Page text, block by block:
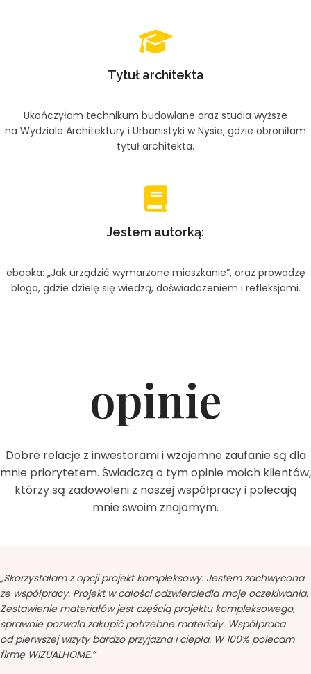
Tytuł architekta
Ukończyłam technikum budowlane oraz studia wyższe
na Wydziale Architektury i Urbanistyki w Nysie, gdzie obroniłam
tytuł architekta.
Jestem autorką:
ebooka: „Jak urządzić wymarzone mieszkanie”, oraz prowadzę
bloga, gdzie dzielę się wiedzą, doświadczeniem i refleksjami.
opinie
Dobre relacje z inwestorami i wzajemne zaufanie są dla
mnie priorytetem. Świadczą o tym opinie moich klientów,
którzy są zadowoleni z naszej współpracy i polecają
mnie swoim znajomym.
„Skorzystałam z opcji projekt kompleksowy. Jestem zachwycona
ze współpracy. Projekt w całości odzwierciedla moje oczekiwania.
Zestawienie materiałów jest częścią projektu kompleksowego,
sprawnie pozwala zakupić potrzebne materiały. Współpraca
od pierwszej wizyty bardzo przyjazna i ciepła. W 100% polecam
firmę WIZUALHOME.”